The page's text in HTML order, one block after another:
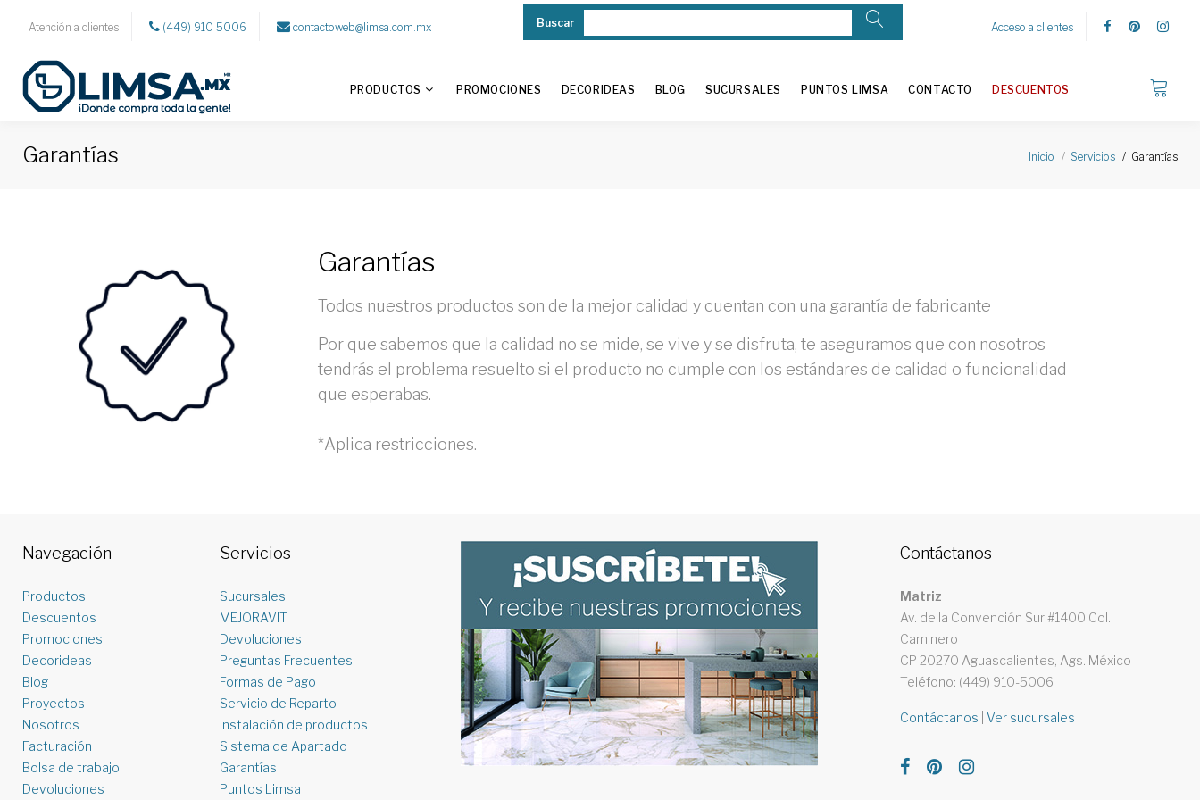
Atención a clientes (449) 910 5006 contactoweb@limsa.com.mx Buscar Acceso a clientes
PRODUCTOS PROMOCIONES DECORIDEAS BLOG SUCURSALES PUNTOS LIMSA CONTACTO DESCUENTOS
Garantías Inicio Servicios Garantías
Garantías
Todos nuestros productos son de la mejor calidad y cuentan con una garantía de fabricante
Por que sabemos que la calidad no se mide, se vive y se disfruta, te aseguramos que con nosotros
tendrás el problema resuelto si el producto no cumple con los estándares de calidad o funcionalidad
que esperabas.
*Aplica restricciones.
Navegación
Productos
Descuentos
Promociones
Decorideas
Blog
Proyectos
Nosotros
Facturación
Bolsa de trabajo
Devoluciones
Servicios
Sucursales
MEJORAVIT
Devoluciones
Preguntas Frecuentes
Formas de Pago
Servicio de Reparto
Instalación de productos
Sistema de Apartado
Garantías
Puntos Limsa
Contáctanos
Matriz
Av. de la Convención Sur #1400 Col.
Caminero
CP 20270 Aguascalientes, Ags. México
Teléfono: (449) 910-5006
Contáctanos Ver sucursales